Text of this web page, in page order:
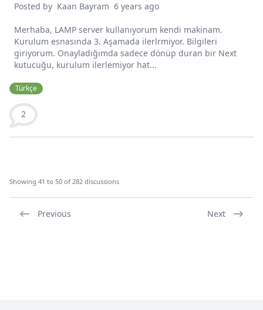
Posted by Kaan Bayram 6 years ago
Merhaba, LAMP server kullanıyorum kendi makinam.
Kurulum esnasında 3. Aşamada ilerlrmiyor. Bilgileri
giriyorum. Onayladığımda sadece dönüp duran bir Next
kutucuğu, kurulum ilerlemiyor hat...
Türkçe
2
Showing 41 to 50 of 282 discussions
Previous Next